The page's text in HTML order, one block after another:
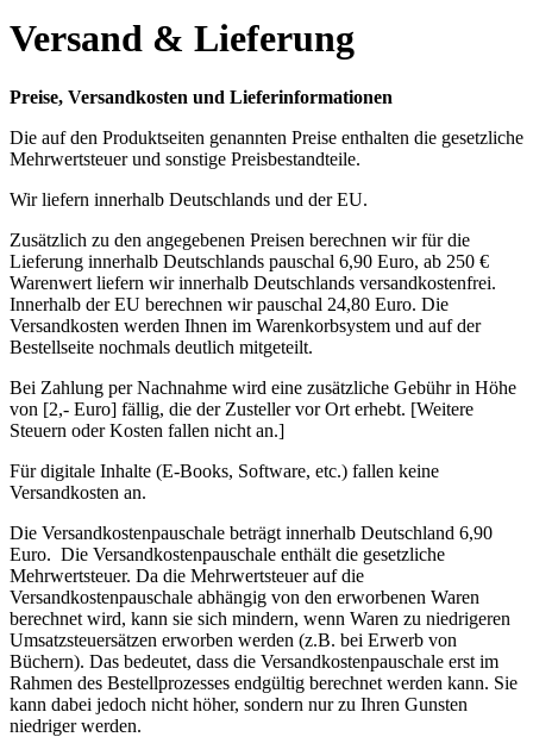
Versand & Lieferung
Preise, Versandkosten und Lieferinformationen
Die auf den Produktseiten genannten Preise enthalten die gesetzliche
Mehrwertsteuer und sonstige Preisbestandteile.
Wir liefern innerhalb Deutschlands und der EU.
Zusätzlich zu den angegebenen Preisen berechnen wir für die
Lieferung innerhalb Deutschlands pauschal 6,90 Euro, ab 250 €
Warenwert liefern wir innerhalb Deutschlands versandkostenfrei.
Innerhalb der EU berechnen wir pauschal 24,80 Euro. Die
Versandkosten werden Ihnen im Warenkorbsystem und auf der
Bestellseite nochmals deutlich mitgeteilt.
Bei Zahlung per Nachnahme wird eine zusätzliche Gebühr in Höhe
von [2,- Euro] fällig, die der Zusteller vor Ort erhebt. [Weitere
Steuern oder Kosten fallen nicht an.]
Für digitale Inhalte (E-Books, Software, etc.) fallen keine
Versandkosten an.
Die Versandkostenpauschale beträgt innerhalb Deutschland 6,90
Euro. Die Versandkostenpauschale enthält die gesetzliche
Mehrwertsteuer. Da die Mehrwertsteuer auf die
Versandkostenpauschale abhängig von den erworbenen Waren
berechnet wird, kann sie sich mindern, wenn Waren zu niedrigeren
Umsatzsteuersätzen erworben werden (z.B. bei Erwerb von
Büchern). Das bedeutet, dass die Versandkostenpauschale erst im
Rahmen des Bestellprozesses endgültig berechnet werden kann. Sie
kann dabei jedoch nicht höher, sondern nur zu Ihren Gunsten
niedriger werden.